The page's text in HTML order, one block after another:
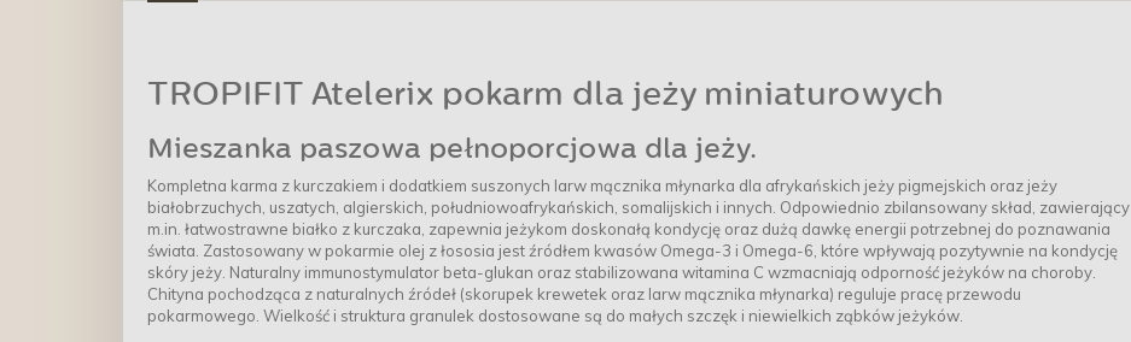
TROPIFIT Atelerix pokarm dla jeży miniaturowych
Mieszanka paszowa pełnoporcjowa dla jeży.
Kompletna karma z kurczakiem i dodatkiem suszonych larw mącznika młynarka dla afrykańskich jeży pigmejskich oraz jeży
białobrzuchych, uszatych, algierskich, południowoafrykańskich, somalijskich i innych. Odpowiednio zbilansowany skład, zawierający
m.in. łatwostrawne białko z kurczaka, zapewnia jeżykom doskonałą kondycję oraz dużą dawkę energii potrzebnej do poznawania
świata. Zastosowany w pokarmie olej z łososia jest źródłem kwasów Omega-3 i Omega-6, które wpływają pozytywnie na kondycję
skóry jeży. Naturalny immunostymulator beta-glukan oraz stabilizowana witamina C wzmacniają odporność jeżyków na choroby.
Chityna pochodząca z naturalnych źródeł (skorupek krewetek oraz larw mącznika młynarka) reguluje pracę przewodu
pokarmowego. Wielkość i struktura granulek dostosowane są do małych szczęk i niewielkich ząbków jeżyków.